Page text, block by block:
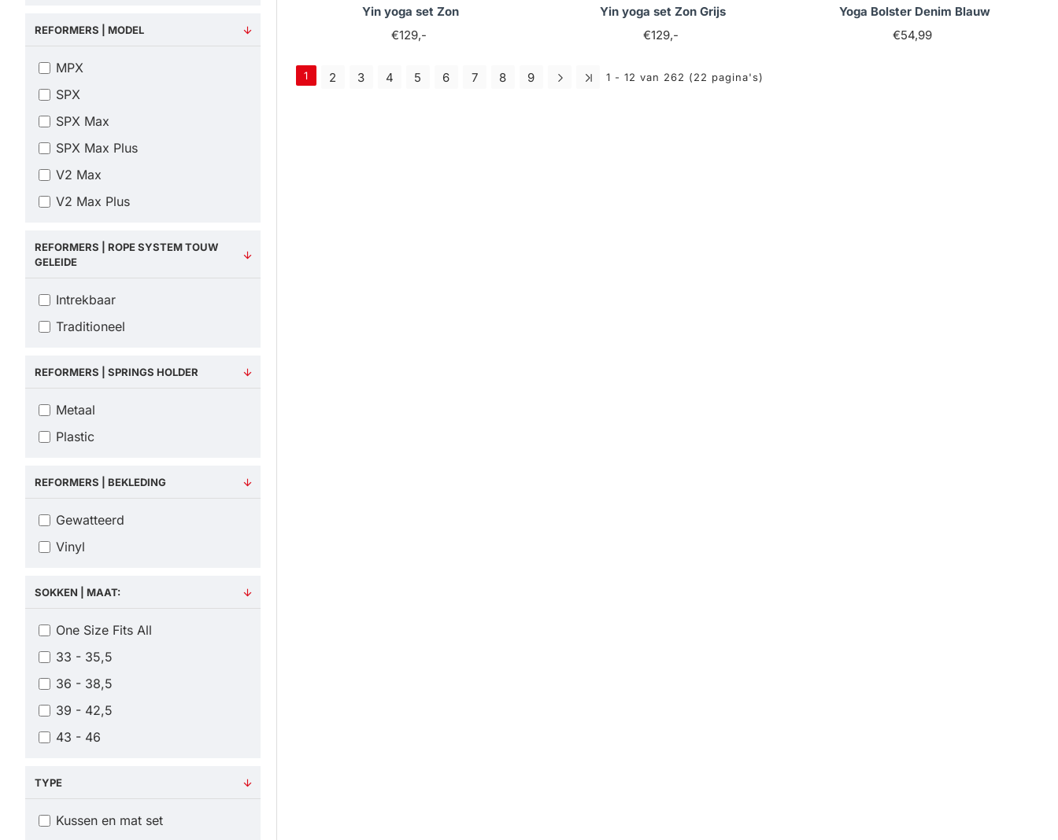
REFORMERS | MODEL
MPX
SPX
SPX Max
SPX Max Plus
V2 Max
V2 Max Plus
REFORMERS | ROPE SYSTEM TOUW
GELEIDE
Intrekbaar
Traditioneel
REFORMERS | SPRINGS HOLDER
Metaal
Plastic
REFORMERS | BEKLEDING
Gewatteerd
Vinyl
SOKKEN | MAAT:
One Size Fits All
33 - 35,5
36 - 38,5
39 - 42,5
43 - 46
TYPE
Kussen en mat set
Yin yoga set Zon
€129,-
Yin yoga set Zon Grijs
€129,-
Yoga Bolster Denim Blauw
€54,99
1 2 3 4 5 6 7 8 9 1 - 12 van 262 (22 pagina's)